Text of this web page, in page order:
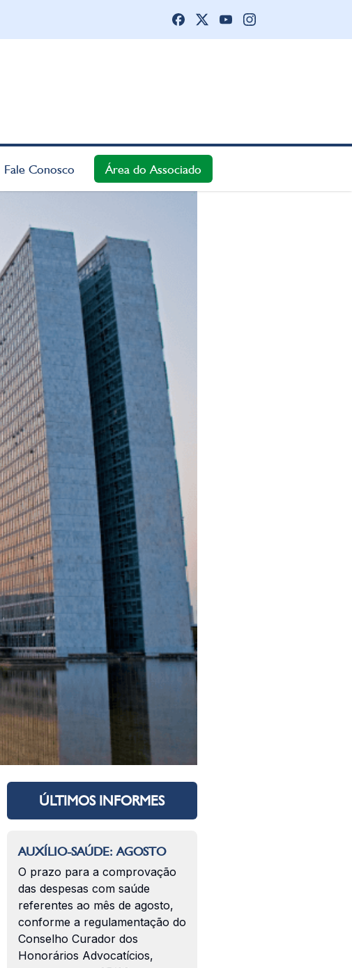
Fale Conosco Área do Associado
ÚLTIMOS INFORMES
AUXÍLIO-SAÚDE: AGOSTO
O prazo para a comprovação
das despesas com saúde
referentes ao mês de agosto,
conforme a regulamentação do
Conselho Curador dos
Honorários Advocatícios,